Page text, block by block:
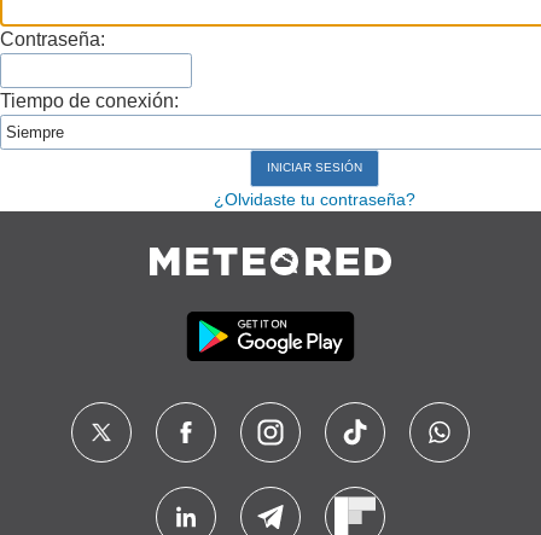
Contraseña:
Tiempo de conexión:
¿Olvidaste tu contraseña?